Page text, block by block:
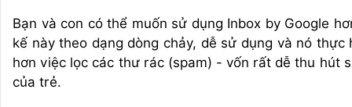
Bạn và con có thể muốn sử dụng Inbox by Google
kế này theo dạng dòng chảy, dễ sử dụng và nó thực
hơn việc lọc các thư rác (spam) - vốn rất dễ thu hút
của trẻ.